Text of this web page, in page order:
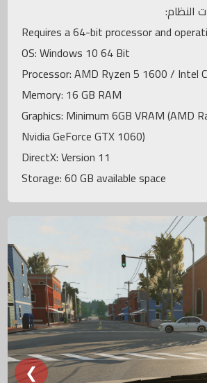
النظام:
Requires a 64-bit processor and
OS: Windows 10 64 Bit
Processor: AMD Ryzen 5 1600 / Intel
Memory: 16 GB RAM
Graphics: Minimum 6GB VRAM (AMD
Nvidia GeForce GTX 1060)
DirectX: Version 11
Storage: 60 GB available space
❮